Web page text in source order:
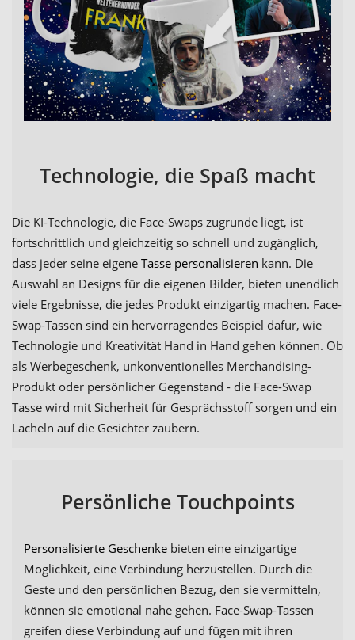
Technologie, die Spaß macht
Die KI-Technologie, die Face-Swaps zugrunde liegt, ist
fortschrittlich und gleichzeitig so schnell und zugänglich,
dass jeder seine eigene Tasse personalisieren kann. Die
Auswahl an Designs für die eigenen Bilder, bieten unendlich
viele Ergebnisse, die jedes Produkt einzigartig machen. Face-
Swap-Tassen sind ein hervorragendes Beispiel dafür, wie
Technologie und Kreativität Hand in Hand gehen können. Ob
als Werbegeschenk, unkonventionelles Merchandising-
Produkt oder persönlicher Gegenstand - die Face-Swap
Tasse wird mit Sicherheit für Gesprächsstoff sorgen und ein
Lächeln auf die Gesichter zaubern.
Persönliche Touchpoints
Personalisierte Geschenke bieten eine einzigartige
Möglichkeit, eine Verbindung herzustellen. Durch die
Geste und den persönlichen Bezug, den sie vermitteln,
können sie emotional nahe gehen. Face-Swap-Tassen
greifen diese Verbindung auf und fügen mit ihren